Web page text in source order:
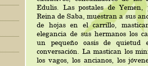
Edulis. Las postales de
Reina de Saba, muestran a sus
de hojas en el carrillo,
elegancia de sus hermanos los
un pequeño oasis de quietud
conversación. La mastican los
los vagos, los ancianos, los